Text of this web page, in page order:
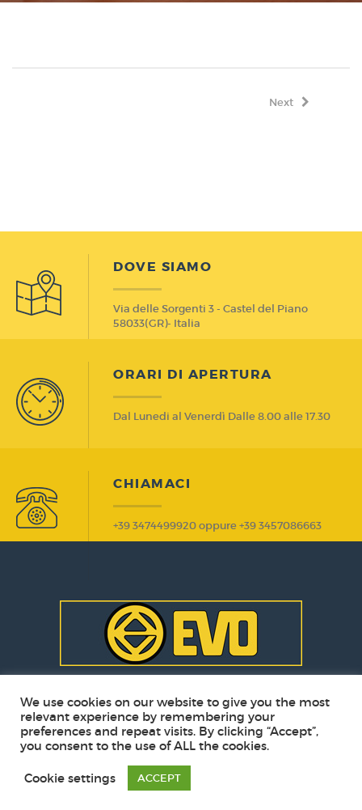
Next
DOVE SIAMO
Via delle Sorgenti 3 - Castel del Piano
58033(GR)- Italia
ORARI DI APERTURA
Dal Lunedi al Venerdì Dalle 8.00 alle 17.30
CHIAMACI
+39 3474499920 oppure +39 3457086663
© EVO Srl 2021 - CF/PIVA 01558030530 - N° REA GR
- 134928 - CAPITALE SOC. € 30.000 - ISCRIZIONE AL
REGISTRO DELLE IMPRESE DELLA MAREMMA E
DEL TIRRENO AL N° 015580308530 -
We use cookies on our website to give you the most
relevant experience by remembering your
preferences and repeat visits. By clicking “Accept”,
you consent to the use of ALL the cookies.
Cookie settings ACCEPT